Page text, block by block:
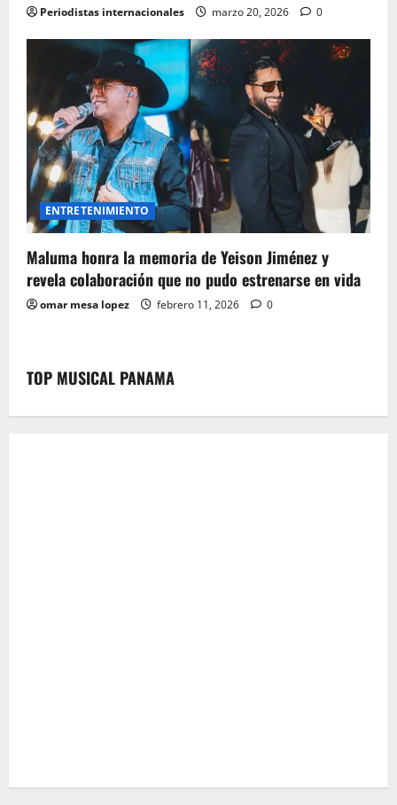
Periodistas internacionales marzo 20, 2026 0
ENTRETENIMIENTO
Maluma honra la memoria de Yeison Jiménez y
revela colaboración que no pudo estrenarse en vida
omar mesa lopez febrero 11, 2026 0
TOP MUSICAL PANAMA